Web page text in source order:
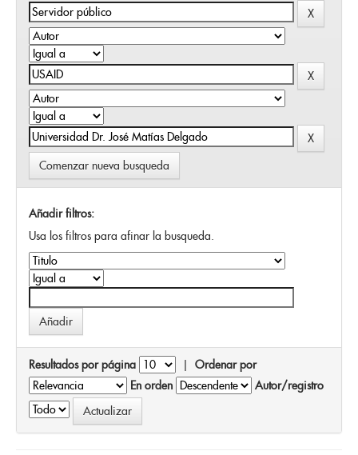
Comenzar nueva busqueda
Añadir filtros:
Usa los filtros para afinar la busqueda.
Resultados por página | Ordenar por
En orden
Autor/registro